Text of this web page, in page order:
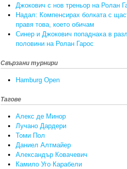
Джокович с нов треньор на Ролан
Надал: Компенсирах болката с
правя това, което обичам
Синер и Джокович попаднаха в
половини на Ролан Гарос
Свързани турнири
Hamburg Open
Тагове
Алекс де Минор
Лучано Дардери
Томи Пол
Даниел Алтмайер
Александър Ковачевич
Камило Уго Карабели